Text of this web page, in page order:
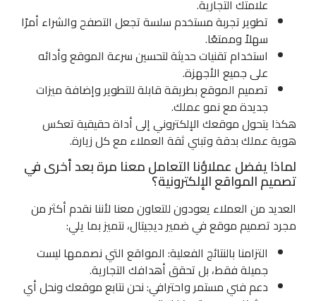
علامتك التجارية.
تطوير تجربة مستخدم سلسة تجعل التصفح والشراء أمرًا
سهلاً وممتعًا.
استخدام تقنيات حديثة لتحسين سرعة الموقع وأدائه
على جميع الأجهزة.
تصميم الموقع بطريقة قابلة للتطوير وإضافة ميزات
جديدة مع نمو عملك.
هكذا يتحول موقعك الإلكتروني إلى أداة حقيقية تعكس
هوية عملك بدقة وتبني ثقة العملاء مع كل زيارة.
لماذا يفضل عملاؤنا التعامل معنا مرة بعد أخرى في
تصميم المواقع الإلكترونية؟
العديد من العملاء يعودون للتعاون معنا لأننا نقدم أكثر من
مجرد تصميم موقع في ضمير ديجيتال، نتميز بما يلي:
التزامنا بالنتائج الفعلية: المواقع التي نصممها ليست
جميلة فقط، بل تحقق أهدافك التجارية.
دعم فني مستمر واحترافي: نحن نتابع موقعك ونحل أي